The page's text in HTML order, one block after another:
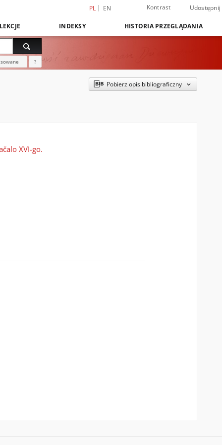
PL EN Kontrast Udostępnij
INDEKSY HISTORIA PRZEGLĄDANIA
?
Pobierz opis bibliograficzny
XVI-go.